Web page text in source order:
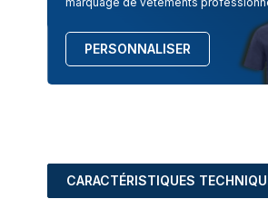
PERSONNALISER
CARACTÉRISTIQUES